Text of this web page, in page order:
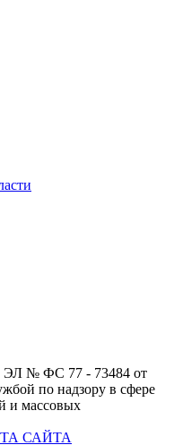
ЭЛ № ФС 77 - 73484 от
по надзору в сфере
и массовых
САЙТА